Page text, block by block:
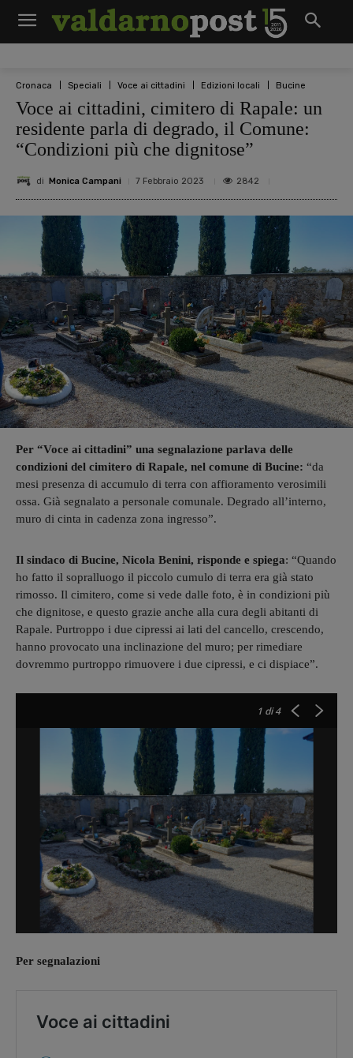
Cronaca Speciali Voce ai cittadini Edizioni locali Bucine
Voce ai cittadini, cimitero di Rapale: un
residente parla di degrado, il Comune:
“Condizioni più che dignitose”
di Monica Campani 7 Febbraio 2023 2842
Per “Voce ai cittadini” una segnalazione parlava delle
condizioni del cimitero di Rapale, nel comune di Bucine: “da
mesi presenza di accumulo di terra con affioramento verosimili
ossa. Già segnalato a personale comunale. Degrado all’interno,
muro di cinta in cadenza zona ingresso”.
Il sindaco di Bucine, Nicola Benini, risponde e spiega: “Quando
ho fatto il sopralluogo il piccolo cumulo di terra era già stato
rimosso. Il cimitero, come si vede dalle foto, è in condizioni più
che dignitose, e questo grazie anche alla cura degli abitanti di
Rapale. Purtroppo i due cipressi ai lati del cancello, crescendo,
hanno provocato una inclinazione del muro; per rimediare
dovremmo purtroppo rimuovere i due cipressi, e ci dispiace”.
1 di 4
Per segnalazioni